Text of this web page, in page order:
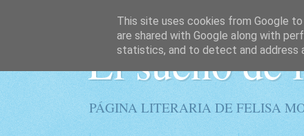
El sueño de
PÁGINA LITERARIA DE FELISA
This site uses cookies from Google
are shared with Google along with
statistics, and to detect and address